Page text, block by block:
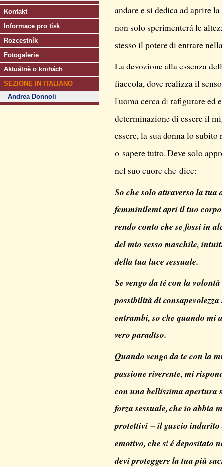
Kontakt
Informace pro tisk
Rozcestník
Fotogalerie
Aktuálně o knihách
SEZIONE IN ITALIANO
Andrea Donnoli
andare e si dedica ad aprire
non solo sperimenterá le
stesso il potere di entrare
La devozione alla essenza
fiaccola, dove realizza il
l'uoma cerca di rafigurare ed
determinazione di essere il
essere, la sua donna lo
o sapere tutto. Deve solo
nel suo cuore che dice:
So che solo attraverso la
femminilemi apri il tuo
rendo conto che se fossi in
del mio sesso maschile,
della tua luce sessuale.
Se vengo da té con la
possibilità di
entrambi, so che quando mi
vero paradiso.
Quando vengo da te con la
passione riverente, mi
con una bellissima apertura
forza sessuale, che io
protettivi – il guscio indurito
emotivo, che si é depositato
devi proteggere la tua più